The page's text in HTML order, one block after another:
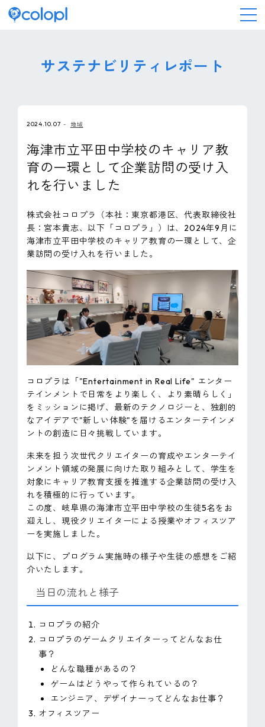
IR情報
サステナビリティ
ピンマーク
EN
サステナビリティレポート
2024.10.07 地域
海津市立平田中学校のキャリア教
育の一環として企業訪問の受け入
れを行いました
株式会社コロプラ（本社：東京都港区、代表取締役社
長：宮本貴志、以下「コロプラ」）は、2024年9月に
海津市立平田中学校のキャリア教育の一環として、企
業訪問の受け入れを行いました。
コロプラは「"Entertainment in Real Life" エンター
テインメントで日常をより楽しく、より素晴らしく」
をミッションに掲げ、最新のテクノロジーと、独創的
なアイデアで"新しい体験"を届けるエンターテインメ
ントの創造に日々挑戦しています。
未来を担う次世代クリエイターの育成やエンターテイ
ンメント領域の発展に向けた取り組みとして、学生を
対象にキャリア教育支援を推進する企業訪問の受け入
れを積極的に行っています。
この度、岐阜県の海津市立平田中学校の生徒5名をお
迎えし、現役クリエイターによる授業やオフィスツア
ーを実施しました。
以下に、プログラム実施時の様子や生徒の感想をご紹
介いたします。
当日の流れと様子
コロプラの紹介
コロプラのゲームクリエイターってどんなお仕
事？
どんな職種があるの？
ゲームはどうやって作られているの？
エンジニア、デザイナーってどんなお仕事？
オフィスツアー